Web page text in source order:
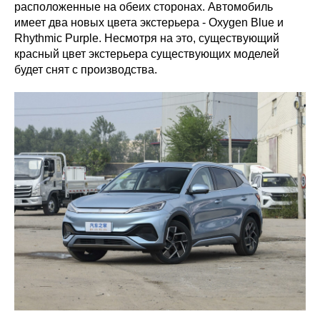
расположенные на обеих сторонах. Автомобиль
имеет два новых цвета экстерьера - Oxygen Blue и
Rhythmic Purple. Несмотря на это, существующий
красный цвет экстерьера существующих моделей
будет снят с производства.